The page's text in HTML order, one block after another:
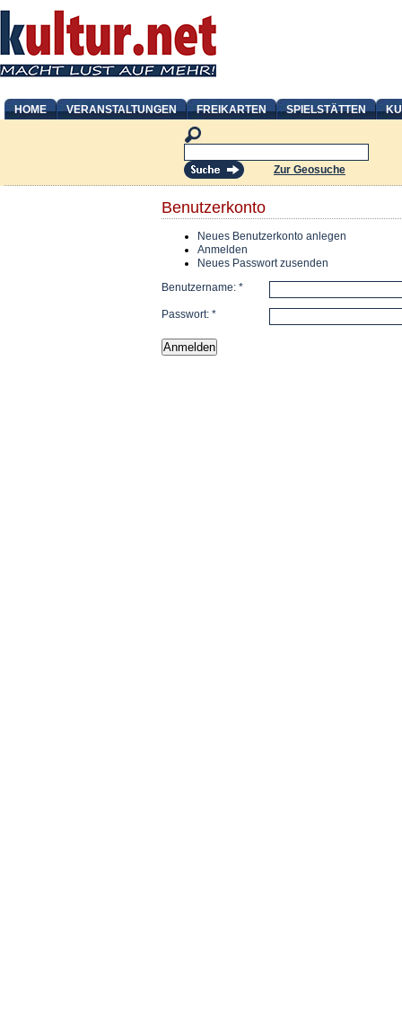
HOME VERANSTALTUNGEN FREIKARTEN SPIELSTÄTTEN
Zur Geosuche
Benutzerkonto
Neues Benutzerkonto anlegen
Anmelden
Neues Passwort zusenden
Benutzername: *
Passwort: *